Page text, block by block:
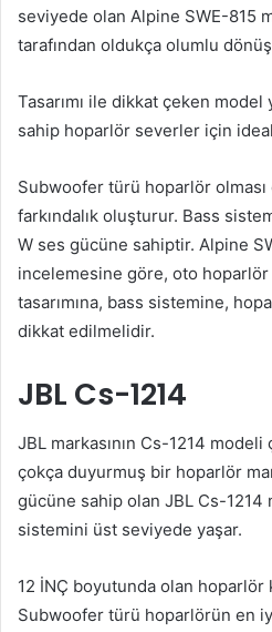
seviyede olan Alpine SWE-815
tarafından oldukça olumlu
Tasarımı ile dikkat çeken
sahip hoparlör severler için
Subwoofer türü hoparlör
farkındalık oluşturur. Bass
W ses gücüne sahiptir. Alpine
incelemesine göre, oto
tasarımına, bass sistemine,
dikkat edilmelidir.
JBL Cs-1214
JBL markasının Cs-1214
çokça duyurmuş bir hoparlör
gücüne sahip olan JBL Cs-1214
sistemini üst seviyede yaşar.
12 İNÇ boyutunda olan
Subwoofer türü hoparlörün en